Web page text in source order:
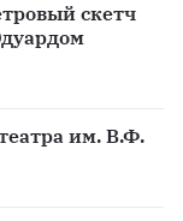
скетч
им. В.Ф.